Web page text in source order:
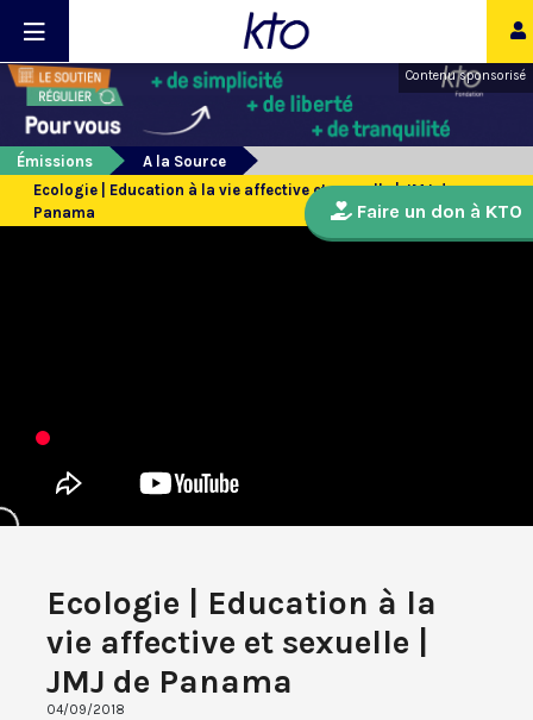
Contenu sponsorisé
Émissions
A la Source
Ecologie | Education à la vie affective et sexuelle | JMJ de
Panama
Ecologie | Education à la
vie affective et sexuelle |
JMJ de Panama
04/09/2018
Faire un don à KTO